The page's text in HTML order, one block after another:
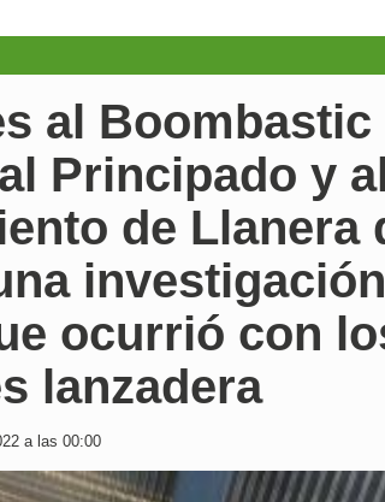
al Boombastic
Principado y
de Llanera
ocurrió con
lanzadera
a las 00:00